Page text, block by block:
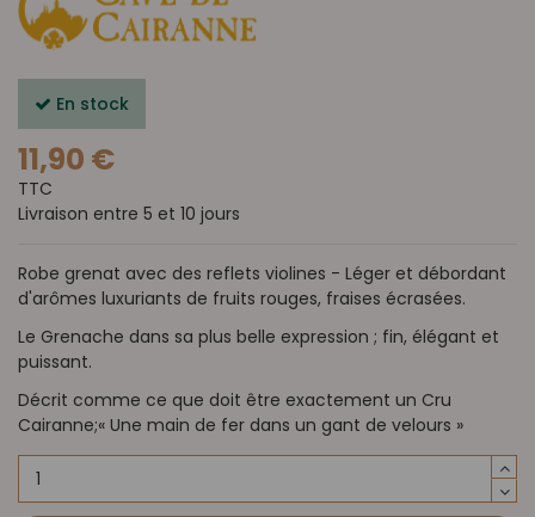
En stock
11,90 €
TTC
Livraison entre 5 et 10 jours
Robe grenat avec des reflets violines - Léger et débordant
d'arômes luxuriants de fruits rouges, fraises écrasées.
Le Grenache dans sa plus belle expression ; fin, élégant et
puissant.
Décrit comme ce que doit être exactement un Cru
Cairanne;« Une main de fer dans un gant de velours »